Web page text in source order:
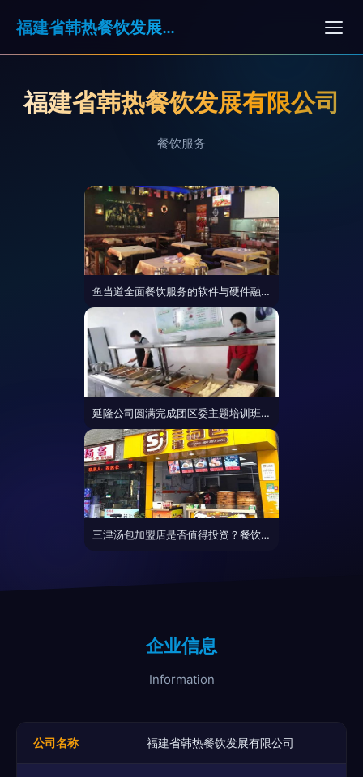
福建省韩热餐饮发展有限公司
福建省韩热餐饮发展有限公司
餐饮服务
鱼当道全面餐饮服务的软件与硬件融合之道
延隆公司圆满完成团区委主题培训班餐饮服务保障任务
三津汤包加盟店是否值得投资？餐饮服务的全面分析
企业信息
Information
公司名称 福建省韩热餐饮发展有限公司